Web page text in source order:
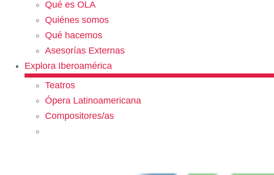
Qué es OLA
Quiénes somos
Qué hacemos
Asesorías Externas
Explora Iberoamérica
Teatros
Ópera Latinoamericana
Compositores/as